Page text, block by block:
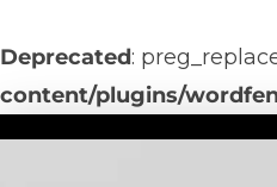
Deprecated:
content/plugins/